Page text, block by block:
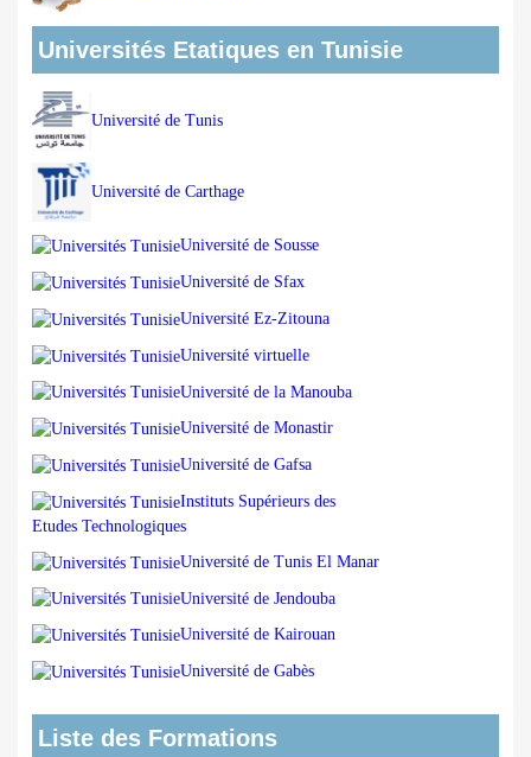
Universités Etatiques en Tunisie
Université de Tunis
Université de Carthage
Université de Sousse
Université de Sfax
Université Ez-Zitouna
Université virtuelle
Université de la Manouba
Université de Monastir
Université de Gafsa
Instituts Supérieurs des
Etudes Technologiques
Université de Tunis El Manar
Université de Jendouba
Université de Kairouan
Université de Gabès
Liste des Formations